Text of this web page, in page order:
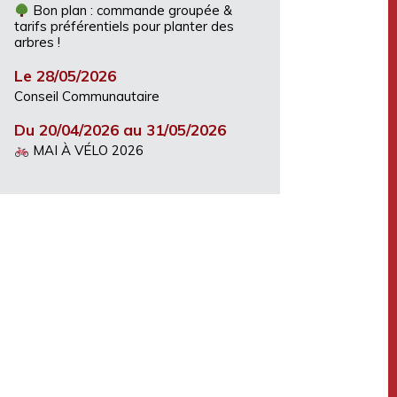
Bon plan : commande groupée &
tarifs préférentiels pour planter des
arbres !
Le 28/05/2026
Conseil Communautaire
Du 20/04/2026 au 31/05/2026
MAI À VÉLO 2026